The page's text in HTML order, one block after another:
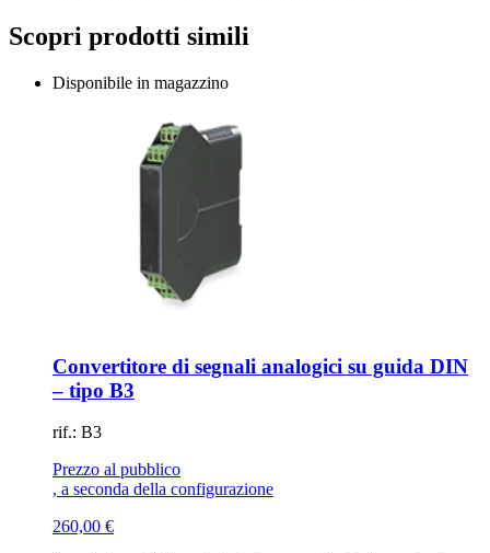
Scopri prodotti simili
Disponibile in magazzino
Convertitore di segnali analogici su guida DIN
– tipo B3
rif.: B3
Prezzo al pubblico
, a seconda della configurazione
260,00 €